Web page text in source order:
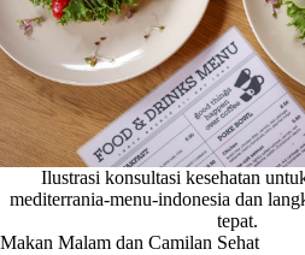
Ilustrasi konsultasi kesehatan
mediterrania-menu-indonesia dan
tepat.
Makan Malam dan Camilan Sehat